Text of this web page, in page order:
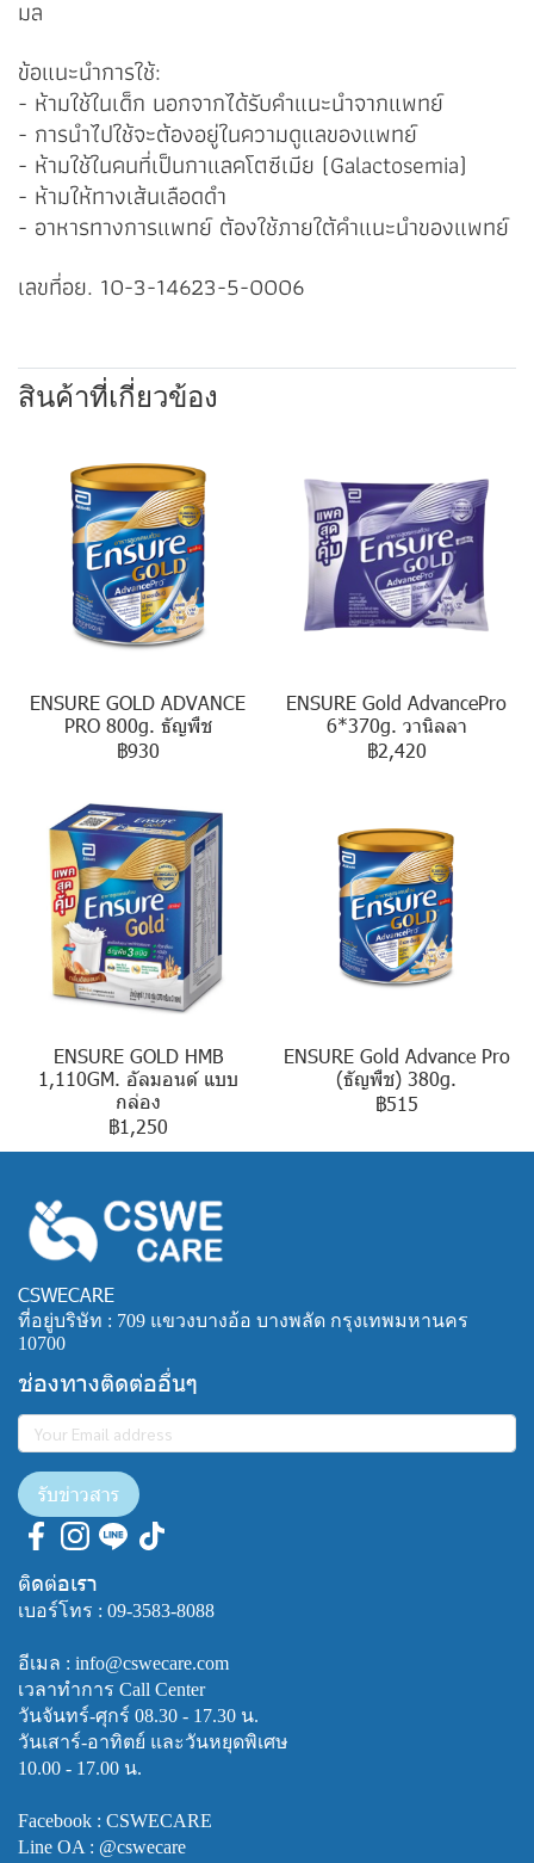
มล
ข้อแนะนำการใช้:
- ห้ามใช้ในเด็ก นอกจากได้รับคำแนะนำจากแพทย์
- การนำไปใช้จะต้องอยู่ในความดูแลของแพทย์
- ห้ามใช้ในคนที่เป็นกาแลคโตซีเมีย (Galactosemia)
- ห้ามให้ทางเส้นเลือดดำ
- อาหารทางการแพทย์ ต้องใช้ภายใต้คำแนะนำของแพทย์
เลขที่อย. 10-3-14623-5-0006
สินค้าที่เกี่ยวข้อง
ENSURE GOLD ADVANCE
PRO 800g. ธัญพืช
฿930
ENSURE Gold AdvancePro
6*370g. วานิลลา
฿2,420
ENSURE GOLD HMB
1,110GM. อัลมอนด์ แบบ
กล่อง
฿1,250
ENSURE Gold Advance Pro
(ธัญพืช) 380g.
฿515
CSWECARE
ที่อยู่บริษัท : 709 แขวงบางอ้อ บางพลัด กรุงเทพมหานคร
10700
ช่องทางติดต่ออื่นๆ
รับข่าวสาร
ติดต่อเรา
เบอร์โทร : 09-3583-8088
อีเมล : info@cswecare.com
เวลาทำการ Call Center
วันจันทร์-ศุกร์ 08.30 - 17.30 น.
วันเสาร์-อาทิตย์ และวันหยุดพิเศษ
10.00 - 17.00 น.
Facebook : CSWECARE
Line OA : @cswecare